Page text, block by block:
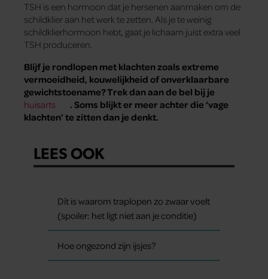
TSH is een hormoon dat je hersenen aanmaken om de
schildklier aan het werk te zetten. Als je te weinig
schildklierhormoon hebt, gaat je lichaam juist extra veel
TSH produceren.
Blijf je rondlopen met klachten zoals extreme
vermoeidheid, kouwelijkheid of onverklaarbare
gewichtstoename? Trek dan aan de bel bij je
huisarts
. Soms blijkt er meer achter die ‘vage
klachten’ te zitten dan je denkt.
LEES OOK
Dít is waarom traplopen zo zwaar voelt
(spoiler: het ligt niet aan je conditie)
Hoe ongezond zijn ijsjes?